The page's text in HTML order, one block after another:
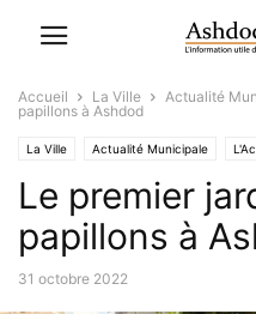
Accueil La Ville Actualité
papillons à Ashdod
La Ville Actualité Municipale
Le premier
papillons à
31 octobre 2022